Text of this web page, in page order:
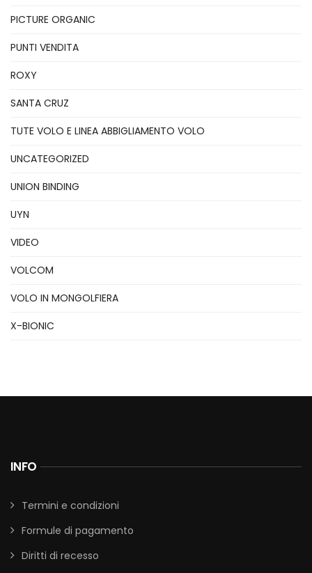
PICTURE ORGANIC
PUNTI VENDITA
ROXY
SANTA CRUZ
TUTE VOLO E LINEA ABBIGLIAMENTO VOLO
UNCATEGORIZED
UNION BINDING
UYN
VIDEO
VOLCOM
VOLO IN MONGOLFIERA
X-BIONIC
INFO
Termini e condizioni
Formule di pagamento
Diritti di recesso